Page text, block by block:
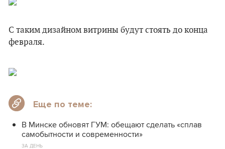
С таким дизайном витрины будут стоять до конца
февраля.
Еще по теме:
В Минске обновят ГУМ: обещают сделать «сплав
самобытности и современности»
ЗА ДЕНЬ